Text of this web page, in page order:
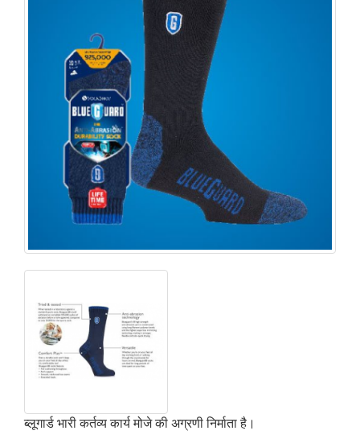
ब्लूगार्ड भारी कर्तव्य कार्य मोजे की अग्रणी निर्माता है।